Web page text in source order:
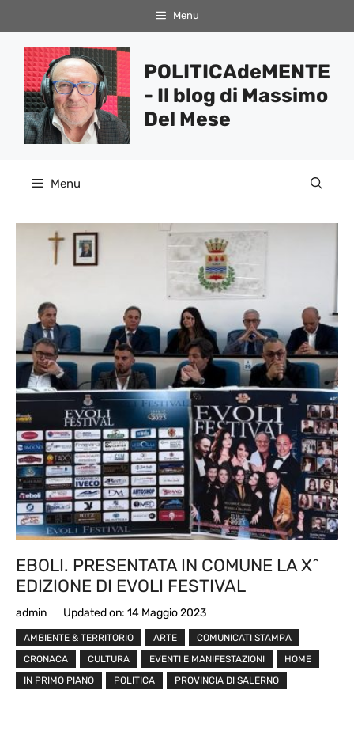
al
contenuto
Menu
POLITICAdeMENTE
- Il blog di Massimo
Del Mese
Menu
EBOLI. PRESENTATA IN COMUNE LA X^
EDIZIONE DI EVOLI FESTIVAL
admin Updated on: 14 Maggio 2023
AMBIENTE & TERRITORIO ARTE
COMUNICATI STAMPA
CRONACA
CULTURA EVENTI E MANIFESTAZIONI
HOME
IN PRIMO PIANO
POLITICA PROVINCIA DI SALERNO